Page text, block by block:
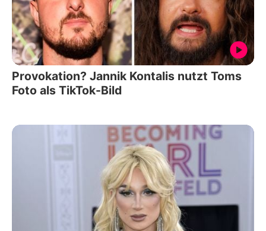
Provokation? Jannik Kontalis nutzt Toms
Foto als TikTok-Bild